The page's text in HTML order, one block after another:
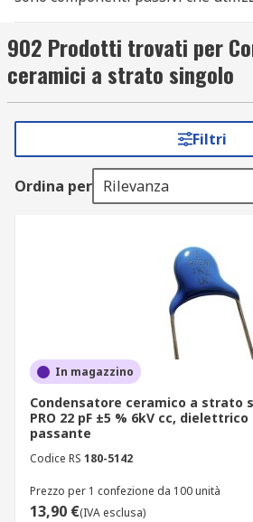
Sono simili nella costruzione ai
ceramici multistratoma con un
materiale isolante invece che
Il catalogo RS online offre
dispositivi di alta qualità dei
settore, tra cui Vishay, Murata,
naturalmente, RS PRO.
Tipi di condensatori ceramici
I dispositivi SLC possono essere
categorie principali: Classe 1 e
SLCS Classe 1. Sono
accurati e con perdite
tensione, temperatura e
SLCS Classe 2. I modelli SLCS
902 Prodotti trovati per
ceramici a strato singolo
Filtri
Ordina per Rilevanza
In magazzino
Condensatore ceramico a strato
PRO 22 pF ±5 % 6kV cc, dielettrico
passante
Codice RS 180-5142
Prezzo per 1 confezione da 100 unità
13,90 €(IVA esclusa)